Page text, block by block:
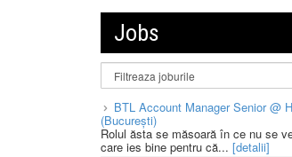
Jobs
BTL Account Manager Senior @
(București)
Rolul ăsta se măsoară în ce nu se
care ies bine pentru că... [detalii]